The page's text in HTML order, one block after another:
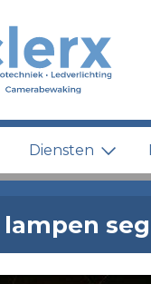
Diensten